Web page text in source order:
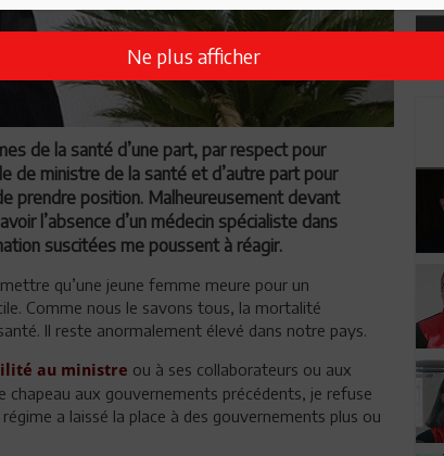
de la santé d’une part, par respect pour
de ministre de la santé et d’autre part pour
prendre position. Malheureusement devant
l’absence d’un médecin spécialiste dans
suscitées me poussent à réagir.
qu’une jeune femme meure pour un
Comme nous le savons tous, la mortalité
Il reste anormalement élevé dans notre pays.
au ministre ou à ses collaborateurs ou aux
chapeau aux gouvernements précédents, je refuse
a laissé la place à des gouvernements plus ou
Ne plus afficher